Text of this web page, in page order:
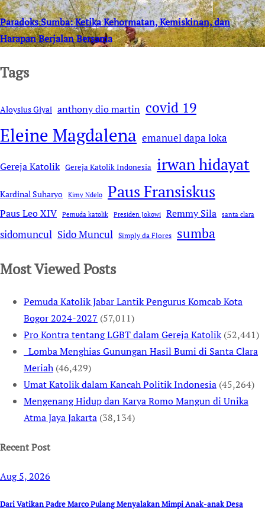
Paradoks Sumba: Ketika Kehormatan, Kemiskinan, dan
Harapan Berjalan Bersama
Tags
Aloysius Giyai anthony dio martin covid 19
Eleine Magdalena emanuel dapa loka
Gereja Katolik Gereja Katolik Indonesia irwan hidayat
Kardinal Suharyo Kimy Ndelo Paus Fransiskus
Paus Leo XIV Pemuda katolik Presiden Jokowi Remmy Sila santa clara
sidomuncul Sido Muncul Simply da Flores sumba
Most Viewed Posts
Pemuda Katolik Jabar Lantik Pengurus Komcab Kota
Bogor 2024-2027 (57,011)
Pro Kontra tentang LGBT dalam Gereja Katolik (52,441)
Lomba Menghias Gunungan Hasil Bumi di Santa Clara
Meriah (46,429)
Umat Katolik dalam Kancah Politik Indonesia (45,264)
Mengenang Hidup dan Karya Romo Mangun di Unika
Atma Jaya Jakarta (38,134)
Recent Post
Aug 5, 2026
Dari Vatikan Padre Marco Pulang Menyalakan Mimpi Anak-anak Desa